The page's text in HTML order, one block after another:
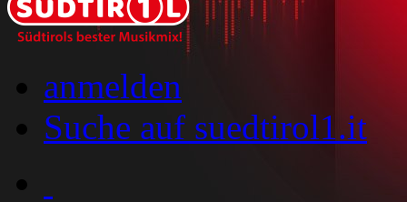
anmelden
Suche auf suedtirol1.it